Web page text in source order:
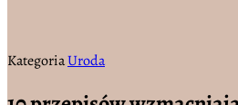
KategoriaUroda